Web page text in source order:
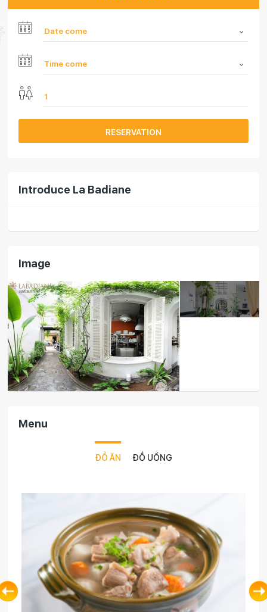
RESERVATION
Introduce La Badiane
Image
Menu
ĐỒ ĂN ĐỒ UỐNG